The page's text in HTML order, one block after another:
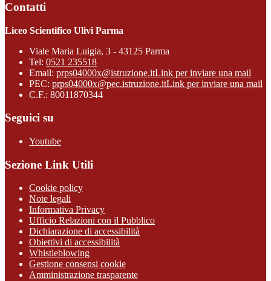
Contatti
Liceo Scientifico Ulivi Parma
Viale Maria Luigia, 3 - 43125 Parma
Tel: 0521 235518
Email: prps04000x@istruzione.itLink per inviare una mail
PEC: prps04000x@pec.istruzione.itLink per inviare una mail
C.F.: 80011870344
Seguici su
Youtube
Sezione Link Utili
Cookie policy
Note legali
Informativa Privacy
Ufficio Relazioni con il Pubblico
Dichiarazione di accessibilità
Obiettivi di accessibilità
Whistleblowing
Gestione consensi cookie
Amministrazione trasparente